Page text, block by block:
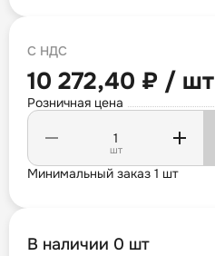
С НДС
10 272,40 ₽ / шт
Розничная цена
шт
Минимальный заказ 1 шт
В наличии 0 шт